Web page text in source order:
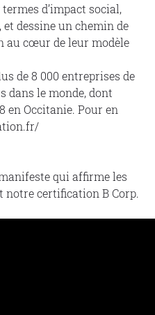
d’impact social,
dessine un chemin de
au cœur de leur modèle
de 8 000 entreprises de
dans le monde, dont
en Occitanie. Pour en
qui affirme les
certification B Corp.